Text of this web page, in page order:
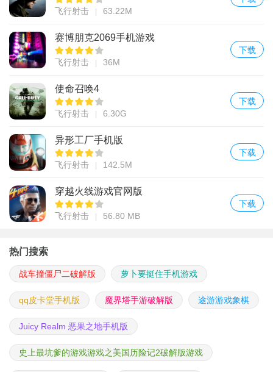
飞行射击 63.22M
赛博朋克2069手机游戏
飞行射击 36M
下载
使命召唤4
飞行射击 6.30G
下载
异形工厂手机版
飞行射击 142.5M
下载
穿越火线游戏官网版
飞行射击 56.80 MB
下载
热门搜索
战车撞僵尸二破解版 萝卜要挺住手机游戏
qq皮卡堂手机版 魔界塔手游破解版 途游游戏象棋
Juicy Realm 恶果之地手机版
史上最坑爹的游戏游戏之美国历险记2破解版游戏